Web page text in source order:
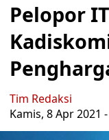
Pelopor
Tim Redaksi
Kamis, 8 Apr 2021